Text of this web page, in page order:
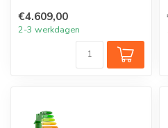
m...
€4.609,00
2-3 werkdagen